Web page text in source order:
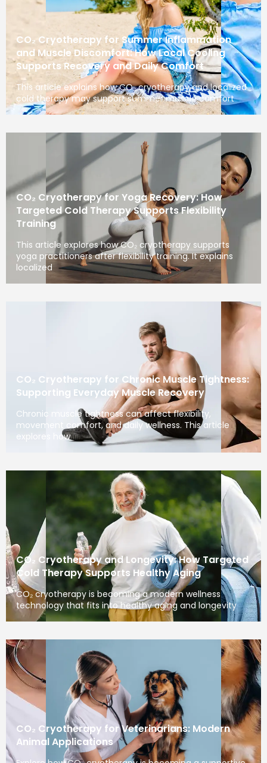
CO₂ Cryotherapy for Summer Inflammation
and Muscle Discomfort: How Local Cooling
Supports Recovery and Daily Comfort
This article explains how CO₂ cryotherapy and localized
cold therapy may support summer muscle comfort
CO₂ Cryotherapy for Yoga Recovery: How
Targeted Cold Therapy Supports Flexibility
Training
This article explores how CO₂ cryotherapy supports
yoga practitioners after flexibility training. It explains
localized
CO₂ Cryotherapy for Chronic Muscle Tightness:
Supporting Everyday Muscle Recovery
Chronic muscle tightness can affect flexibility,
movement comfort, and daily wellness. This article
explores how
CO₂ Cryotherapy and Longevity: How Targeted
Cold Therapy Supports Healthy Aging
CO₂ cryotherapy is becoming a modern wellness
technology that fits into healthy aging and longevity
CO₂ Cryotherapy for Veterinarians: Modern
Animal Applications